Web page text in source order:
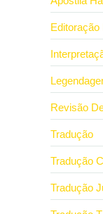
Editoração
Revisão
Tradução
Tradução
Tradução